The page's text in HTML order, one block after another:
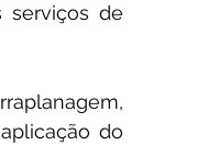
serviços de
do